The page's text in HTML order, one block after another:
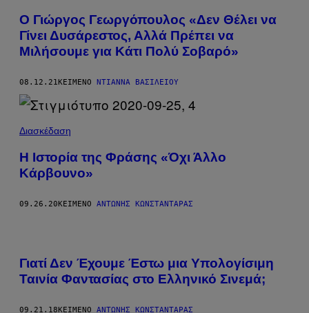
Ο Γιώργος Γεωργόπουλος «Δεν Θέλει να
Γίνει Δυσάρεστος, Αλλά Πρέπει να
Μιλήσουμε για Κάτι Πολύ Σοβαρό»
08.12.21ΚΕΊΜΕΝΟ ΝΤΙΆΝΝΑ ΒΑΣΙΛΕΊΟΥ
Διασκέδαση
Η Ιστορία της Φράσης «Όχι Άλλο
Κάρβουνο»
09.26.20ΚΕΊΜΕΝΟ ΑΝΤΏΝΗΣ ΚΩΝΣΤΑΝΤΆΡΑΣ
Γιατί Δεν Έχουμε Έστω μια Υπολογίσιμη
Ταινία Φαντασίας στο Ελληνικό Σινεμά;
09.21.18 ΚΕΊΜΕΝΟ ΑΝΤΏΝΗΣ ΚΩΝΣΤΑΝΤΆΡΑΣ